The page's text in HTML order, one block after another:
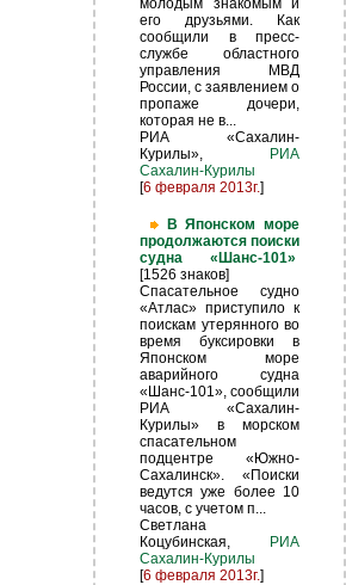
молодым знакомым и
его друзьями. Как
сообщили в пресс-
службе областного
управления МВД
России, с заявлением о
пропаже дочери,
которая не в...
РИА «Сахалин-
Курилы»,
РИА
Сахалин-Курилы
[6 февраля 2013г.]
В Японском море
продолжаются поиски
судна «Шанс-101»
[1526 знаков]
Спасательное судно
«Атлас» приступило к
поискам утерянного во
время буксировки в
Японском море
аварийного судна
«Шанс-101», сообщили
РИА «Сахалин-
Курилы» в морском
спасательном
подцентре «Южно-
Сахалинск». «Поиски
ведутся уже более 10
часов, с учетом п...
Светлана
Коцубинская,
РИА
Сахалин-Курилы
[6 февраля 2013г.]